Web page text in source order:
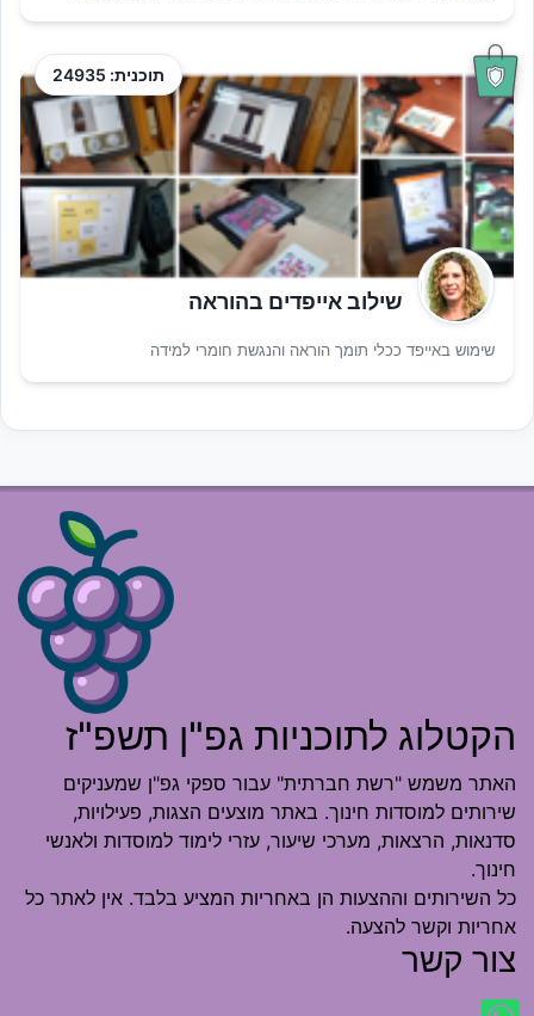
תוכנית: 24935
שילוב אייפדים בהוראה
שימוש באייפד ככלי תומך הוראה והנגשת חומרי למידה
הקטלוג לתוכניות גפ"ן תשפ"ז
האתר משמש "רשת חברתית" עבור ספקי גפ"ן שמעניקים
שירותים למוסדות חינוך. באתר מוצעים הצגות, פעילויות,
סדנאות, הרצאות, מערכי שיעור, עזרי לימוד למוסדות ולאנשי
חינוך.
כל השירותים וההצעות הן באחריות המציע בלבד. אין לאתר כל
אחריות וקשר להצעה.
צור קשר